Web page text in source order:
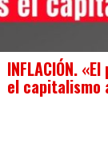
INFLACIÓN.
el capitalismo